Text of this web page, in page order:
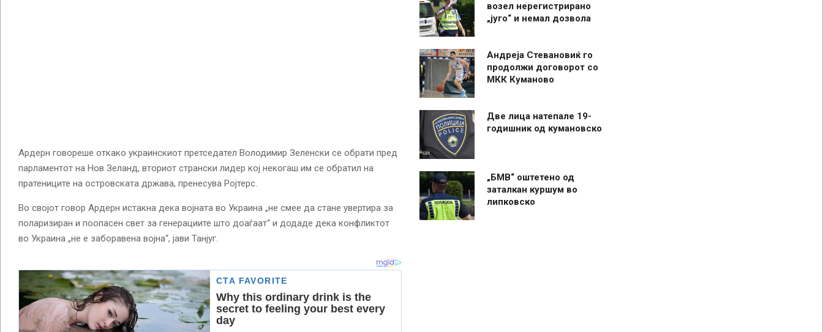
Ардерн говореше откако украинскиот претседател Володимир Зеленски се обрати пред
парламентот на Нов Зеланд, вториот странски лидер кој некогаш им се обратил на
пратениците на островската држава, пренесува Ројтерс.
Во својот говор Ардерн истакна дека војната во Украина „не смее да стане увертира за
поларизиран и поопасен свет за генерациите што доаѓаат“ и додаде дека конфликтот
во Украина „не е заборавена војна“, јави Танјуг.
возел нерегистрирано
„југо“ и немал дозвола
Андреја Стевановиќ го
продолжи договорот со
МКК Куманово
Две лица натепале 19-
годишник од кумановско
„БМВ“ оштетено од
заталкан куршум во
липковско